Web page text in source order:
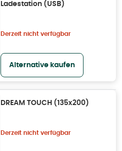
Ladestation (USB)
Derzeit nicht verfügbar
Alternative kaufen
DREAM TOUCH (135x200)
Derzeit nicht verfügbar